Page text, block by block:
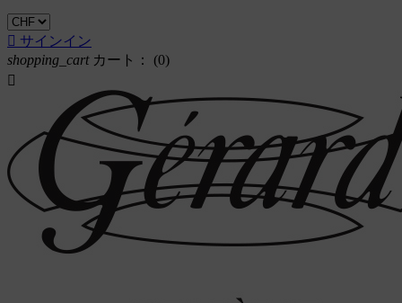
 サインイン
shopping_cart カート：
(0)
